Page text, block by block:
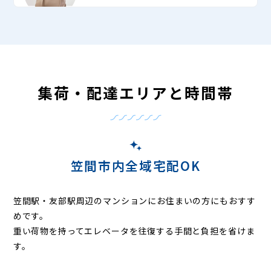
集荷・配達エリアと時間帯
笠間市内全域宅配OK
笠間駅・友部駅周辺のマンションにお住まいの方にもおすす
めです。
重い荷物を持ってエレベータを往復する手間と負担を省けま
す。